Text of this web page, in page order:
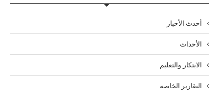
أحدث الأخبار
الأحداث
الابتكار والتعليم
التقارير الخاصة